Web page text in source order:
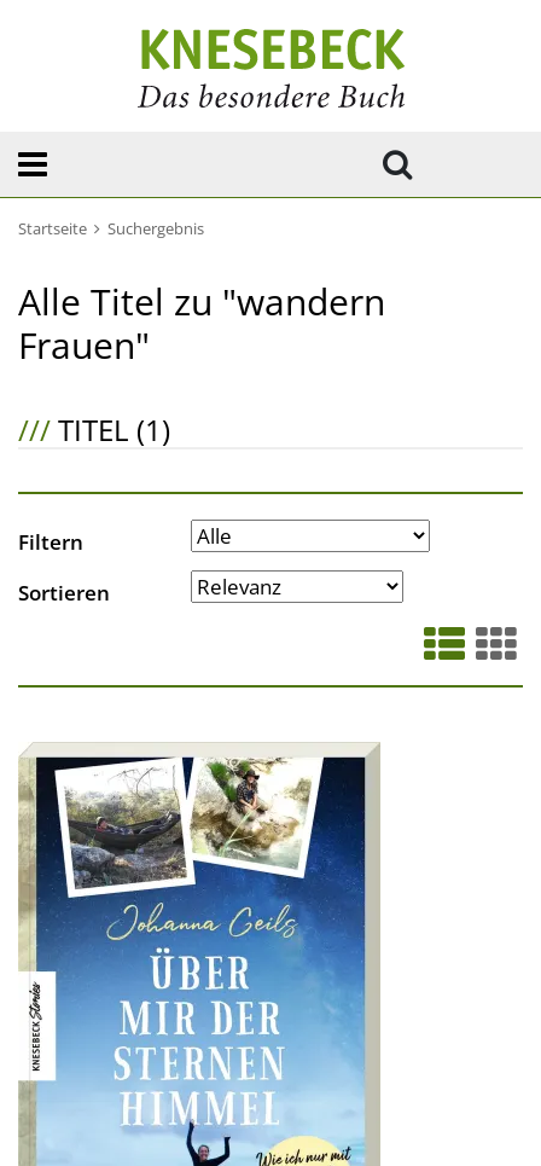
Startseite Suchergebnis
Alle Titel zu "wandern
Frauen"
///TITEL (1)
Filtern
Sortieren